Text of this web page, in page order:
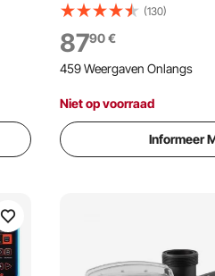
doorstroomsnelheid van
eentraps
maximale opvoerhoogte
inclusief filtermand en
bovengrondse
zwembaden en spa's.
(130)
8790€
459 Weergaven Onlangs
Niet op voorraad
Informeer